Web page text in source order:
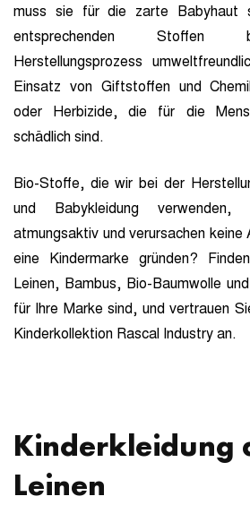
muss sie für die zarte Babyhaut
entsprechenden Stoffen
Herstellungsprozess
Einsatz von Giftstoffen und
oder Herbizide, die für die
schädlich sind.
Bio-Stoffe, die wir bei der
und Babykleidung verwenden,
atmungsaktiv und verursachen keine
eine Kindermarke gründen?
Leinen, Bambus, Bio-Baumwolle
für Ihre Marke sind, und vertrauen
Kinderkollektion Rascal Industry an.
Kinderkleidung
Leinen